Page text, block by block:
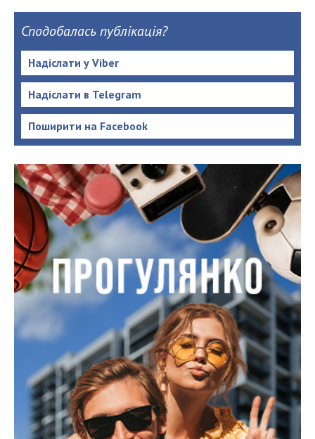
Сподобалась публікація?
Надіслати у Viber
Надіслати в Telegram
Поширити на Facebook